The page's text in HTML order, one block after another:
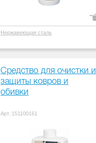
Нержавеющая сталь
Средство для очистки и
защиты ковров и
обивки
Арт.:151100161